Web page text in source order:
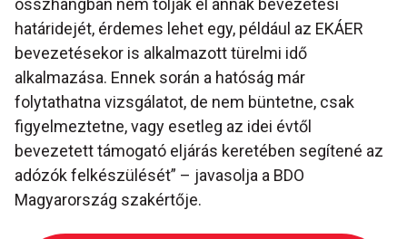
határidejét, érdemes lehet egy, például az EKÁER
bevezetésekor is alkalmazott türelmi idő
alkalmazása. Ennek során a hatóság már
folytathatna vizsgálatot, de nem büntetne, csak
figyelmeztetne, vagy esetleg az idei évtől
bevezetett támogató eljárás keretében segítené az
adózók felkészülését” – javasolja a BDO
Magyarország szakértője.